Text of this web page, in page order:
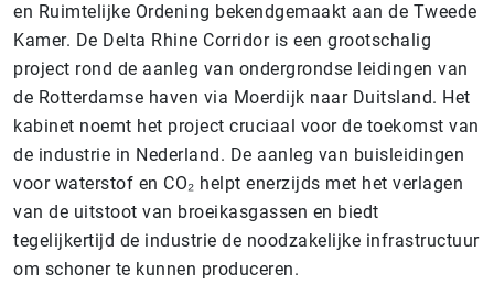
en Ruimtelijke Ordening bekendgemaakt aan de Tweede
Kamer. De Delta Rhine Corridor is een grootschalig
project rond de aanleg van ondergrondse leidingen van
de Rotterdamse haven via Moerdijk naar Duitsland. Het
kabinet noemt het project cruciaal voor de toekomst van
de industrie in Nederland. De aanleg van buisleidingen
voor waterstof en CO₂ helpt enerzijds met het verlagen
van de uitstoot van broeikasgassen en biedt
tegelijkertijd de industrie de noodzakelijke infrastructuur
om schoner te kunnen produceren.